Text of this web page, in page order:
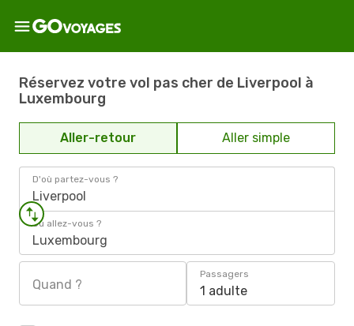
Réservez votre vol pas cher de Liverpool à
Luxembourg
Aller-retour Aller simple
D'où partez-vous ?
Liverpool
Où allez-vous ?
Luxembourg
Quand ?
Passagers
1 adulte